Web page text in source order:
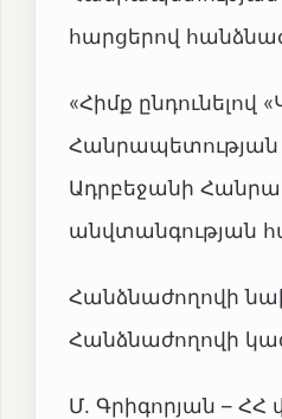
հարցերով
«Հիմք
Հանրապետության
Ադրբեջանի
անվտանգության
Հանձնաժողովի
Հանձնաժողովի
Մ. Գրիգորյան –